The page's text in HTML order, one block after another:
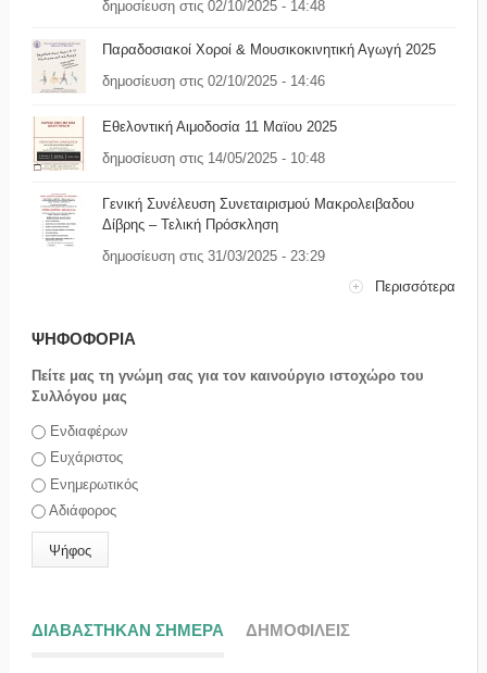
δημοσίευση στις 02/10/2025 - 14:48
Παραδοσιακοί Χοροί & Μουσικοκινητική Αγωγή 2025
δημοσίευση στις 02/10/2025 - 14:46
Εθελοντική Αιμοδοσία 11 Μαϊου 2025
δημοσίευση στις 14/05/2025 - 10:48
Γενική Συνέλευση Συνεταιρισμού Μακρολειβαδου
Δίβρης – Τελική Πρόσκληση
δημοσίευση στις 31/03/2025 - 23:29
Περισσότερα
ΨΗΦΟΦΟΡΙΑ
Πείτε μας τη γνώμη σας για τον καινούργιο ιστοχώρο του
Συλλόγου μας
Επιλογές
Ενδιαφέρων
Ευχάριστος
Ενημερωτικός
Αδιάφορος
ΔΙΑΒΑΣΤΗΚΑΝ ΣΗΜΕΡΑ (ΕΝΕΡΓΗ ΚΑΡΤΕΛΑ)
ΔΗΜΟΦΙΛΕΙΣ